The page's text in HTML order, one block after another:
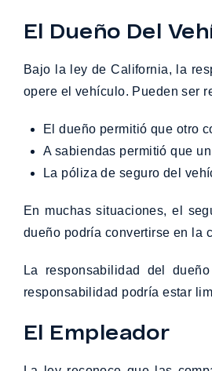
El Dueño Del
Bajo la ley de California, la
opere el vehículo. Pueden ser
El dueño permitió que
A sabiendas permitió que
La póliza de seguro del
En muchas situaciones, el
dueño podría convertirse en la
La responsabilidad del
responsabilidad podría estar
El Empleador